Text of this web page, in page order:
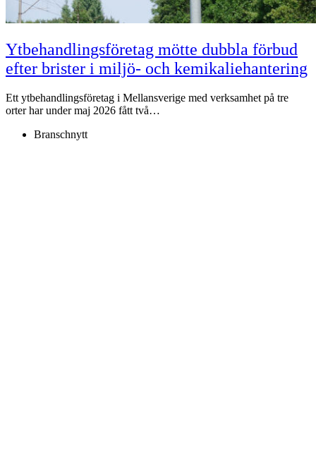
Ytbehandlingsföretag mötte dubbla förbud
efter brister i miljö- och kemikaliehantering
Ett ytbehandlingsföretag i Mellansverige med verksamhet på tre
orter har under maj 2026 fått två…
Branschnytt